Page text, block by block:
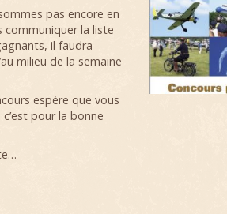
pas encore en
communiquer la liste
il faudra
milieu de la semaine
espère que vous
pour la bonne